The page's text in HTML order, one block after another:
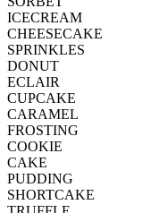
ICECREAM
CHEESECAKE
SPRINKLES
DONUT
ECLAIR
CUPCAKE
CARAMEL
FROSTING
COOKIE
CAKE
PUDDING
SHORTCAKE